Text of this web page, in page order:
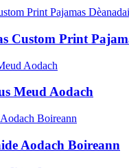
Custom Print
Meud Aodach
Aodach Boireann